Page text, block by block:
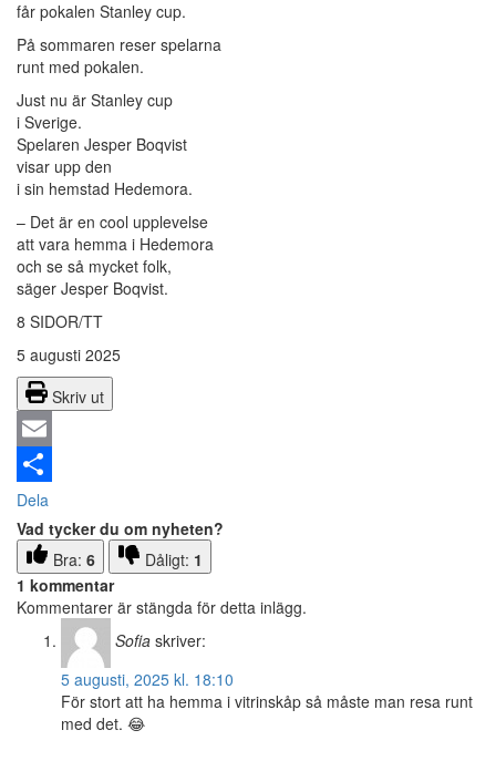
får pokalen Stanley cup.
På sommaren reser spelarna
runt med pokalen.
Just nu är Stanley cup
i Sverige.
Spelaren Jesper Boqvist
visar upp den
i sin hemstad Hedemora.
– Det är en cool upplevelse
att vara hemma i Hedemora
och se så mycket folk,
säger Jesper Boqvist.
8 SIDOR/TT
5 augusti 2025
Skriv ut
Email
Dela
Vad tycker du om nyheten?
Bra: 6 Dåligt: 1
1 kommentar
Kommentarer är stängda för detta inlägg.
Sofia skriver:
5 augusti, 2025 kl. 18:10
För stort att ha hemma i vitrinskåp så måste man resa runt
med det. 😂